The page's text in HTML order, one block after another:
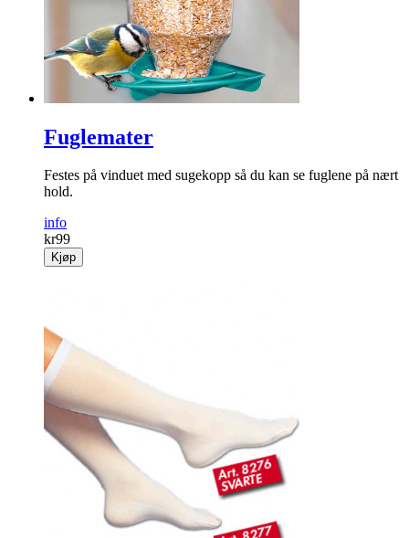
Fuglemater
Festes på vinduet med sugekopp så du kan se fuglene på nært
hold.
info
kr99
Kjøp